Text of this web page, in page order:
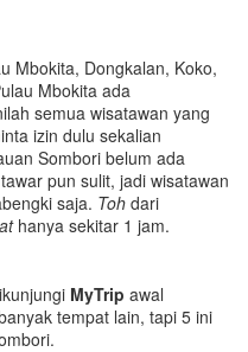
Mbokita, Dongkalan, Koko,
Mbokita ada
semua wisatawan yang
izin dulu sekalian
Sombori belum ada
pun sulit, jadi wisatawan
saja. Toh dari
hanya sekitar 1 jam.
MyTrip awal
tempat lain, tapi 5 ini